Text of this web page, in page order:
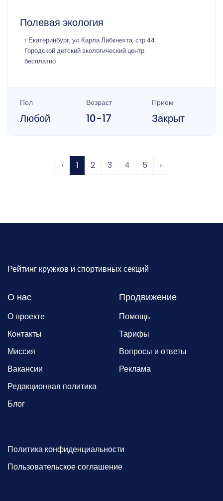
Полевая экология
г Екатеринбург, ул Карла Либкнехта, стр 44
Городской детский экологический центр
бесплатно
Пол
Любой
Возраст
10-17
Прием
Закрыт
‹ 1 2 3 4 5 ›
Рейтинг кружков и спортивных секций
О нас
О проекте
Контакты
Миссия
Вакансии
Редакционная политика
Блог
Продвижение
Помощь
Тарифы
Вопросы и ответы
Реклама
Политика конфиденциальности
Пользовательское соглашение